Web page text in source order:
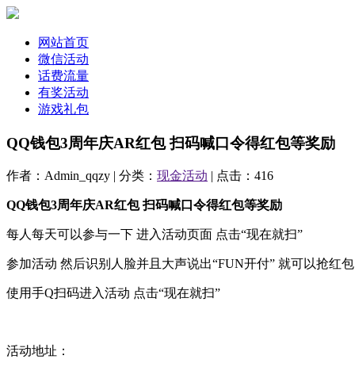
网站首页
微信活动
话费流量
有奖活动
游戏礼包
QQ钱包3周年庆AR红包 扫码喊口令得红包等奖励
作者：Admin_qqzy | 分类： 现金活动 | 点击：416
QQ钱包3周年庆AR红包 扫码喊口令得红包等奖励
每人每天可以参与一下 进入活动页面 点击“现在就扫”
参加活动 然后识别人脸并且大声说出“FUN开付” 就可以抢红
使用手Q扫码进入活动 点击“现在就扫”
活动地址：